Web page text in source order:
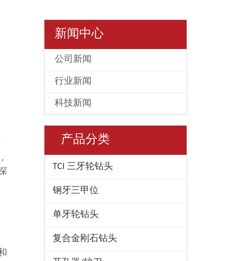
新闻中心
公司新闻
行业新闻
科技新闻
产品分类
TCI 三牙轮钻头
钢牙三甲位
单牙轮钻头
复合金刚石钻头